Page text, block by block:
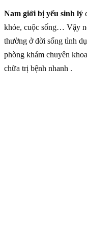
Nam giới bị yếu sinh lý
khỏe, cuộc sống… Vậy
thường ở đời sống tình
phòng khám chuyên
chữa trị bệnh nhanh .